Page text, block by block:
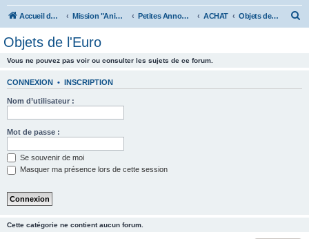
Accueil du forum Mission "Animation" Petites Annonces ACHAT Objets de l'Euro
Objets de l'Euro
Vous ne pouvez pas voir ou consulter les sujets de ce forum.
CONNEXION • INSCRIPTION
Nom d’utilisateur :
Mot de passe :
Se souvenir de moi
Masquer ma présence lors de cette session
Cette catégorie ne contient aucun forum.